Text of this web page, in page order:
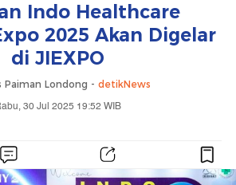
Indo Healthcare
2025 Akan Digelar
di JIEXPO
Paiman Londong - detikNews
30 Jul 2025 19:52 WIB